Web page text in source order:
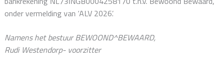
onder vermelding van ‘ALV 2026’.
Namens het bestuur BEWOOND^BEWAARD,
Rudi Westendorp- voorzitter